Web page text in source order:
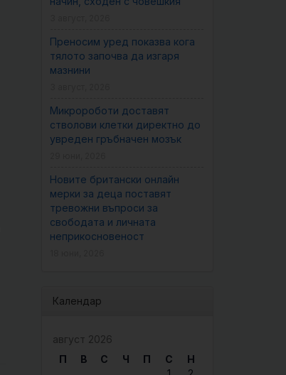
Преносим уред показва кога
тялото започва да изгаря
мазнини
Микророботи доставят
стволови клетки директно до
увреден гръбначен мозък
Новите британски онлайн
мерки за деца поставят
тревожни въпроси за
свободата и личната
неприкосновеност
Календар
август 2026
П
В С Ч П С
Н